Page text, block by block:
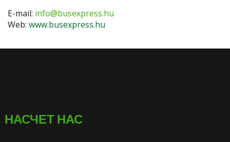
E-mail: info@busexpress.hu
Web: www.busexpress.hu
НАСЧЕТ НАС